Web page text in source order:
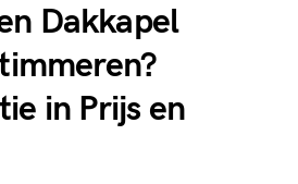
Dakkapel
in Prijs en